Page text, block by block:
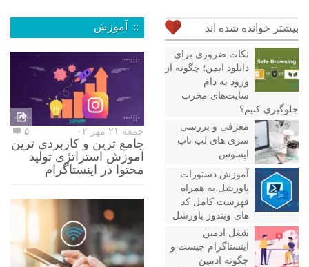
بیشتر خوانده شده اند
نکات ضروری برای
دانلود ایمن؛ چگونه از
ورود به دام
سایت‌های مخرب
جلوگیری کنیم؟
معرفی و بررسی
سری های لپ تاپ
ایسوس
آموزش دستورات
پاورشل به همراه
فهرست کامل کد
های ویندوز پاورشل
شغل ادمین
اینستاگرام چیست و
چگونه ادمین
:: آموزش
جمعه ۲۱ مهر ۰۲ ۵
جامع ترین و کاربردی ترین
آموزش استراتژی تولید
محتوا در اینستاگرام